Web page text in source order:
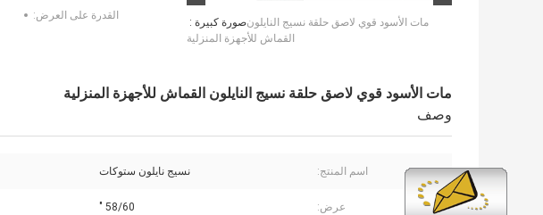
صورة كبيرة :مات الأسود قوي لاصق حلقة نسيج النايلون
القماش للأجهزة المنزلية
القدرة على العرض:
مات الأسود قوي لاصق حلقة نسيج النايلون القماش للأجهزة المنزلية
وصف
اسم المنتج: نسيج نايلون ستوكات
عرض: 58/60 "